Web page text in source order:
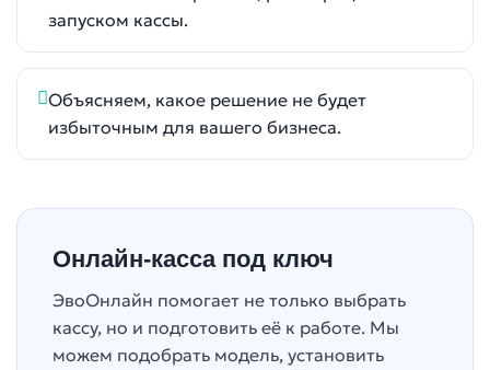
запуском кассы.
Объясняем, какое решение не будет
избыточным для вашего бизнеса.
Онлайн-касса под ключ
ЭвоОнлайн помогает не только выбрать
кассу, но и подготовить её к работе. Мы
можем подобрать модель, установить